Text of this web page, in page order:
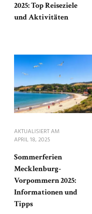
2025: Top Reiseziele
und Aktivitäten
AKTUALISIERT AM
APRIL 18, 2025
Sommerferien
Mecklenburg-
Vorpommern 2025:
Informationen und
Tipps